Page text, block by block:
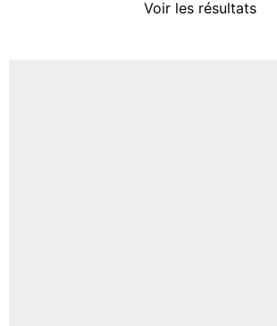
Voir les résultats